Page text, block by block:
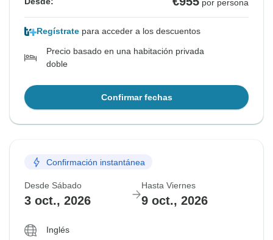
por persona
Regístrate para acceder a los descuentos
Precio basado en una habitación privada
doble
Confirmar fechas
Confirmación instantánea
Desde Sábado
3 oct., 2026
Hasta Viernes
9 oct., 2026
Inglés